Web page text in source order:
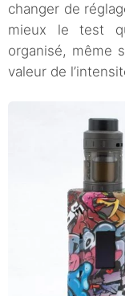
changer de
mieux le test
organisé, même
valeur de